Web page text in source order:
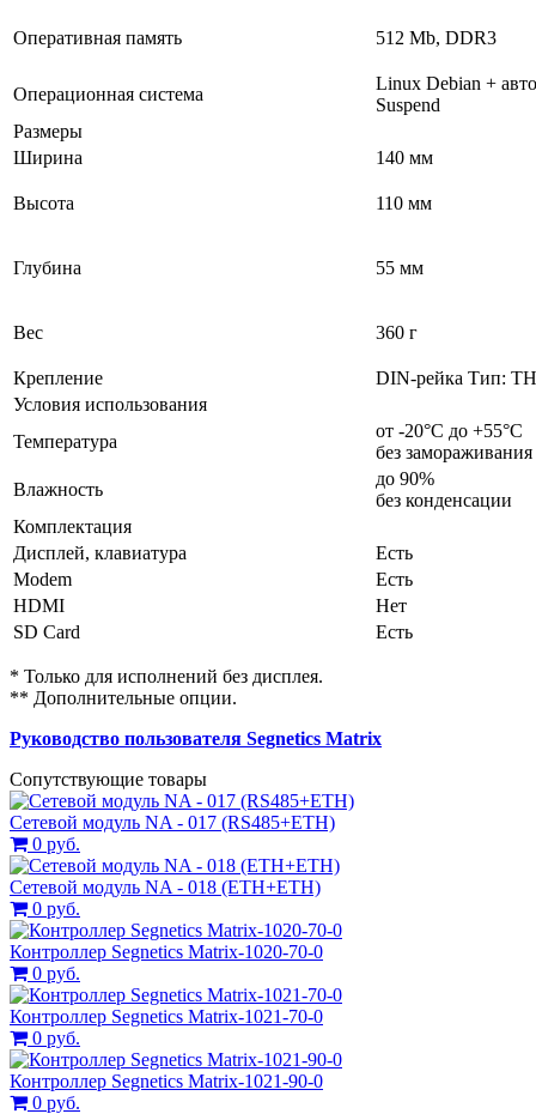
Оперативная память 512 Mb, DDR3
Операционная система
Linux Debian +
Suspend
Размеры
Ширина
140 мм
Высота 110 мм
Глубина 55 мм
Вес 360 г
Крепление
DIN-рейка Тип:
Условия использования
Температура
от -20°С до +55°С
без замораживания
Влажность
до 90%
без конденсации
Комплектация
Дисплей, клавиатура
Есть
Modem
Есть
HDMI
Нет
SD Card
Есть
* Только для исполнений без дисплея.
** Дополнительные опции.
Руководство пользователя Segnetics Matrix
Сопутствующие товары
Сетевой модуль NA - 017 (RS485+ETH)
0 руб.
Сетевой модуль NA - 018 (ETH+ETH)
0 руб.
Контроллер Segnetics Matrix-1020-70-0
0 руб.
Контроллер Segnetics Matrix-1021-70-0
0 руб.
Контроллер Segnetics Matrix-1021-90-0
0 руб.